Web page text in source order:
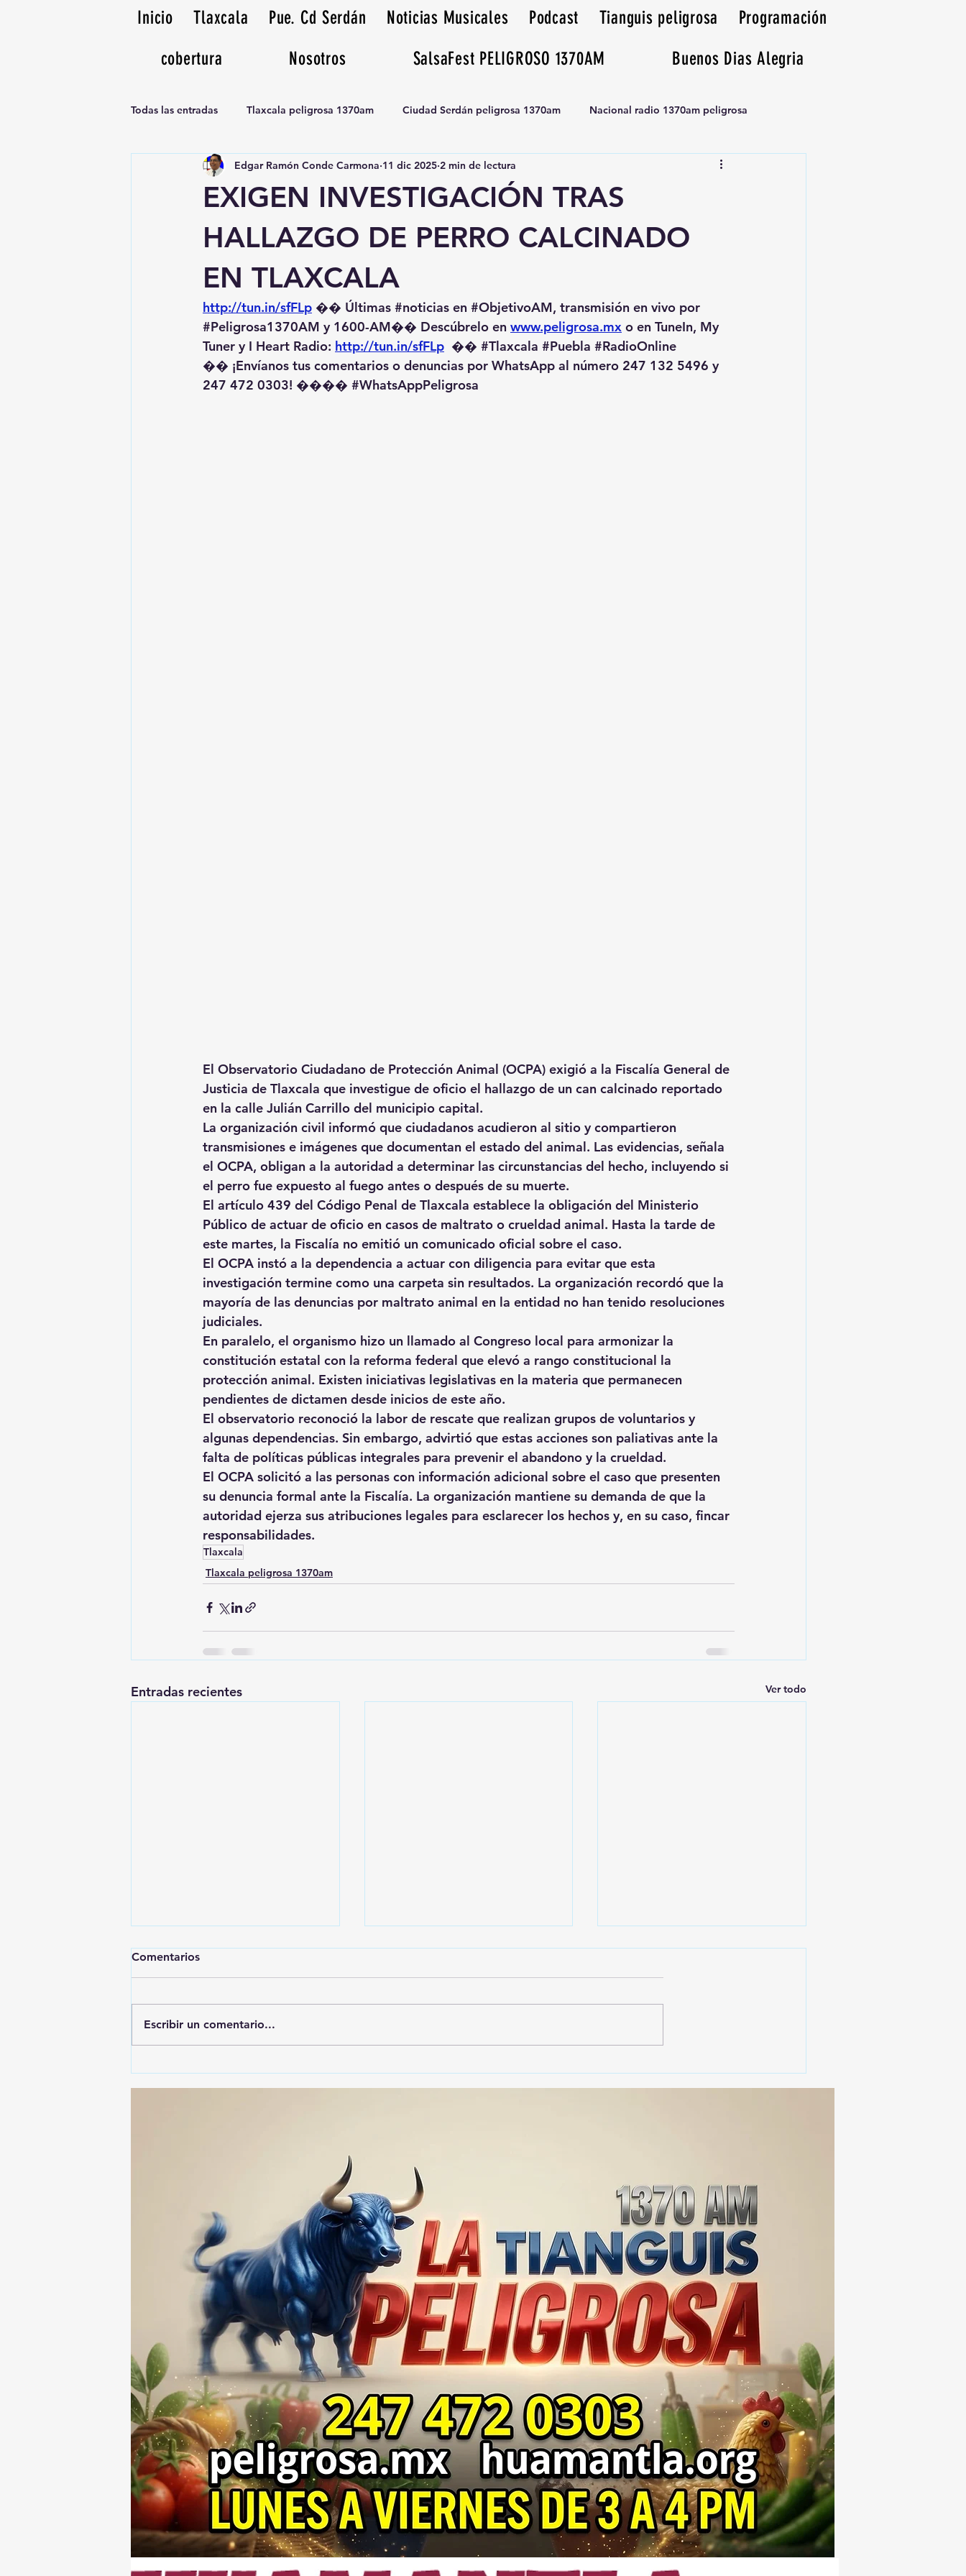
Inicio Tlaxcala Pue. Cd Serdán Noticias Musicales Podcast Tianguis peligrosa
Programación
cobertura
Nosotros SalsaFest PELIGROSO 1370AM Buenos Dias Alegria
Todas las entradas Tlaxcala peligrosa 1370am Ciudad Serdán peligrosa 1370am Nacional radio 1370am peligrosa
Noticias Musicales radio 1370am Tianguis peligrosa 1370am huamantla
EXIGEN INVESTIGACIÓN TRAS
HALLAZGO DE PERRO CALCINADO
EN TLAXCALA
Edgar Ramón Conde Carmona 11 dic 2025 2 min de lectura
http://tun.in/sfFLp �� Últimas #noticias en #ObjetivoAM, transmisión en vivo por
#Peligrosa1370AM y 1600-AM��️ Descúbrelo en www.peligrosa.mx o en TuneIn, My
Tuner y I Heart Radio: http://tun.in/sfFLp �� #Tlaxcala #Puebla #RadioOnline
�� ¡Envíanos tus comentarios o denuncias por WhatsApp al número 247 132 5496 y
247 472 0303! ��️�� #WhatsAppPeligrosa
El Observatorio Ciudadano de Protección Animal (OCPA) exigió a la Fiscalía General de
Justicia de Tlaxcala que investigue de oficio el hallazgo de un can calcinado reportado
en la calle Julián Carrillo del municipio capital.
La organización civil informó que ciudadanos acudieron al sitio y compartieron
transmisiones e imágenes que documentan el estado del animal. Las evidencias, señala
el OCPA, obligan a la autoridad a determinar las circunstancias del hecho, incluyendo si
el perro fue expuesto al fuego antes o después de su muerte.
El artículo 439 del Código Penal de Tlaxcala establece la obligación del Ministerio
Público de actuar de oficio en casos de maltrato o crueldad animal. Hasta la tarde de
este martes, la Fiscalía no emitió un comunicado oficial sobre el caso.
El OCPA instó a la dependencia a actuar con diligencia para evitar que esta
investigación termine como una carpeta sin resultados. La organización recordó que la
mayoría de las denuncias por maltrato animal en la entidad no han tenido resoluciones
judiciales.
En paralelo, el organismo hizo un llamado al Congreso local para armonizar la
constitución estatal con la reforma federal que elevó a rango constitucional la
protección animal. Existen iniciativas legislativas en la materia que permanecen
pendientes de dictamen desde inicios de este año.
El observatorio reconoció la labor de rescate que realizan grupos de voluntarios y
algunas dependencias. Sin embargo, advirtió que estas acciones son paliativas ante la
falta de políticas públicas integrales para prevenir el abandono y la crueldad.
El OCPA solicitó a las personas con información adicional sobre el caso que presenten
su denuncia formal ante la Fiscalía. La organización mantiene su demanda de que la
autoridad ejerza sus atribuciones legales para esclarecer los hechos y, en su caso, fincar
responsabilidades.
Tlaxcala
Tlaxcala peligrosa 1370am
Entradas recientes Ver todo
🚨🚔 CAPTURAN EN PUEBLA
A PRESUNTO
🚨🏛️ SECRETARIO DE
GOBIERNO ADMITE QUE
🚔💊 SSC ASEGURA MÁS DE
25 MIL DOSIS DE DROGA
Comentarios
Escribir un comentario...